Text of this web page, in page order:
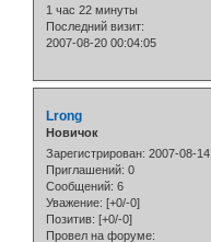
1 час 22 минуты
Последний визит:
2007-08-20 00:04:05
Lrong
Новичок
Зарегистрирован: 2007-08-14
Приглашений: 0
Сообщений: 6
Уважение: [+0/-0]
Позитив: [+0/-0]
Провел на форуме: